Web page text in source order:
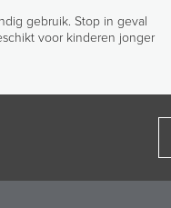
Hexyl Cinnamal, Limonene,
gebruik. Stop in geval
voor kinderen jonger